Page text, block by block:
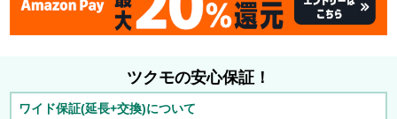
ツクモの安心保証！
ワイド保証(延長+交換)について